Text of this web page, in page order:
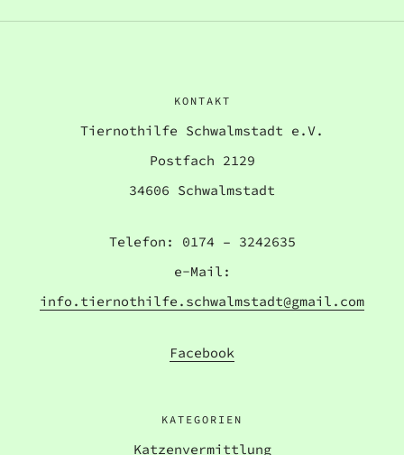
KONTAKT
Tiernothilfe Schwalmstadt e.V.
Postfach 2129
34606 Schwalmstadt
Telefon: 0174 – 3242635
e-Mail:
info.tiernothilfe.schwalmstadt@gmail.com
Facebook
KATEGORIEN
Katzenvermittlung